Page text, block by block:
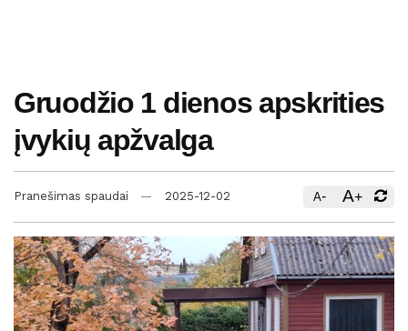
Gruodžio 1 dienos apskrities
įvykių apžvalga
Pranešimas spaudai 2025-12-02 A- A+